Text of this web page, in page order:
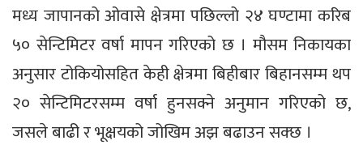
मध्य जापानको ओवासे क्षेत्रमा पछिल्लो २४ घण्टामा करिब
५० सेन्टिमिटर वर्षा मापन गरिएको छ । मौसम निकायका
अनुसार टोकियोसहित केही क्षेत्रमा बिहीबार बिहानसम्म थप
२० सेन्टिमिटरसम्म वर्षा हुनसक्ने अनुमान गरिएको छ,
जसले बाढी र भूक्षयको जोखिम अझ बढाउन सक्छ ।